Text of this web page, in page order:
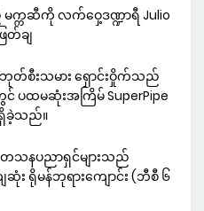
က္ကဆီကို လက်ဝှေ့ဒဏ္ဍာရီ Julio
တ်ချ
ဘုတ်စီးသမား ရှောင်းဝှိုက်သည်
င် ပထမဆုံးအကြိမ် SuperPipe
ခဲ့သည်။
ေသနပညာရှင်များသည်
ဆုံး ရိုမန်ဘုရားကျောင်း (ဘီစီ ၆